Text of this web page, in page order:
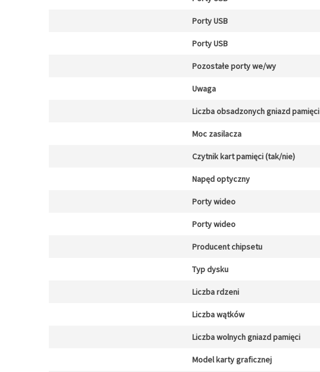
Porty USB
Porty USB
Pozostałe porty we/wy
Uwaga
Liczba obsadzonych gniazd pamięci
Moc zasilacza
Czytnik kart pamięci (tak/nie)
Napęd optyczny
Porty wideo
Porty wideo
Producent chipsetu
Typ dysku
Liczba rdzeni
Liczba wątków
Liczba wolnych gniazd pamięci
Model karty graficznej